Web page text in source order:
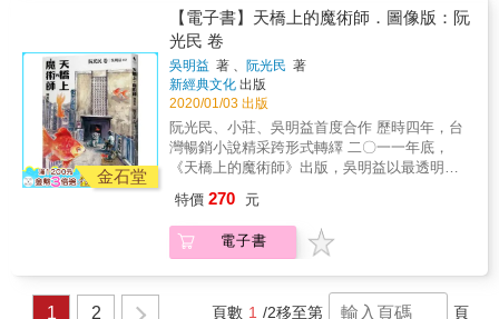
尼克大學南極探險團，啟程前往了那充滿驚奇
與神祕的冰雪大陸。 這個探險團除了傳統的狗
及雪橇之外，還擁有飛機及最新科技的裝備。
靠著同行的帕波迪教授所研發的新式鑽探機，
探險團獲得了豐碩的調查成果。 探險團所採集
到的一些有著線條紋路的板岩，引起了生物學
家雷克教授的關注。 雷克深信這些板岩是「未
知生物的痕跡化石」。他不顧戴爾團長的反
對，組織了一支調查小隊，前往西北方展開地
層探勘調查。 雷克的調查隊忍受著暴風雪，克
深處，在那裡發現了一座漆黑的高聳山脈。 他
們鍥而不捨地繼續前進，終於在黑色山脈內部
發現了巨大生物的化石。 但是不久之後，雷克
調查隊突然失去了音訊。 戴爾率隊前往救助，
獎（Prix Asie de la Critique ACBD） ★2019年
法國日本博覽會（JAPAN EXPO）達摩裝幀
獎、插畫獎。 ※《瘋狂山脈》（At the
Mountains of Madness） 霍華德‧菲利普斯‧洛
夫克拉夫特的「宇宙恐怖」創作觀的集大成之
作，亦可說是他畢生的心血結晶。 起初洛夫克
拉夫特將這部作品投稿至廉價雜誌《詭麗幻
譚》（Weird Tales），但沒有獲得刊登，直到
1936年才刊登於《驚駭科幻小說》
（Astounding Stories）上。 電影《環太平洋》
的導演吉勒摩‧戴托羅長年來一直希望將這部作
品改編為電影。 2010年一度傳出開拍的消息，
並且由詹姆斯‧卡麥隆擔任製片，但直至本作台
一九三○年，由地質學家戴爾所率領的米斯卡塔
尼克大學南極探險團，啟程前往了那充滿驚奇
冊》 ‧2種風格迥異、各擅勝場的畫風 ‧2位造型
不同的魔術師 ‧8篇用圖像詮釋的精采小說 ‧3位
藝術家的創作共振 《天橋上的魔術師圖像版 別
冊》（不單售），內容： ‧從此岸到彼岸――阮
光民、小莊與吳明益的創作對話 ‧吳明益小說新
篇〈森林、宮殿、銅馬與畫像裡的女孩〉 ‧吳明
益專文〈兩塊錢時光暫停機〉 二〇二〇年一
月，【天橋上的魔術師 圖像暨互動藝術展】也
師、互動藝術設計師與平面設計師將齊力聯
手，打造由原畫、動態影像投射、實體場景還
原、互動科技藝術共同構築的奇幻空間，讓參
觀者用自己的鑰匙解鎖圖像，觀看記憶片段如
何流動，走入圖像，進入小說，徜徉在藝術家
們合力創造的魔幻世界中。 更多資訊請見FB粉
的可行性。當時的計畫雖然沒有成行，卻因緣
際會在數年後，改以畫筆重現商場，成為這部
小說「圖像化」的推手之一。他與阮光民聯
手，以一本西翻、一本中翻的圖像小說
（graphic novel）形式，重新詮釋小說中的八
篇故事。在歷經長時間考證、詮釋、改編與創
作後，終於在二〇二〇年一月與大家見面。 小
說原作者吳明益也深度參與這項計畫。小說家
在起點目送漫畫家們啟程，在過程中守護，在
終點迎接漫畫家們的成果。看到原畫的吳明益
動，感染興奮，再一次體會到創作的魅力。 全
套《天橋上的魔術師 圖像版》包括《小莊
卷》、《阮光民 卷》、《別冊》三本。 內容含
專屬加贈《別冊》 ‧2種風格迥異、各擅勝場的
金石堂
【電子書】天橋上的魔術師．圖像版：阮
光民 卷
吳明益 著 、 阮光民 著
新經典文化 出版
2020/01/03 出版
阮光民、小莊、吳明益首度合作 歷時四年，台
灣暢銷小說精采跨形式轉繹 二〇一一年底，
《天橋上的魔術師》出版，吳明益以最透明的
長的讀者來說，那八棟商場的「存在」是為話
題；而對較年輕的讀者來說，商場的「不存
在」則成為魅力之一。小說出版後隨即風靡書
記得哪些事？〉這篇以漫畫形式「轉譯」為新
特價 270 元
電子書
1 2 頁數 1 /2移至第 頁